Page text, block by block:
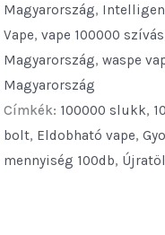
Disposable
Vape
Wholesale
100000
Puffs
Rechargeable
Magyarország,
Vape, vape 100000 szívás
Magyarország, waspe
Magyarország
Címkék: 100000 slukk,
bolt, Eldobható vape,
mennyiség 100db,